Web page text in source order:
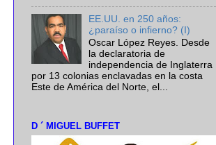
EE.UU. en 250 años:
¿paraíso o infierno? (I)
Oscar López Reyes. Desde
la declaratoria de
independencia de Inglaterra
por 13 colonias enclavadas en la costa
Este de América del Norte, el...
D ´ MIGUEL BUFFET